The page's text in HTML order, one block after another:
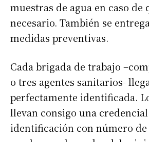
muestras de agua en caso de
necesario. También se
medidas preventivas.
Cada brigada de trabajo
o tres agentes sanitarios-
perfectamente identificada.
llevan consigo una
identificación con número de